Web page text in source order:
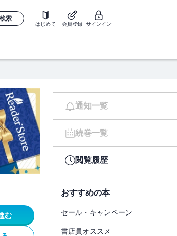
索
はじめて 会員登録 サインイン
む
通知一覧
続巻一覧
閲覧履歴
おすすめの本
セール・キャンペーン
書店員オススメ